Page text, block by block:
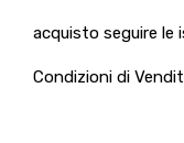
acquisto seguire le
Condizioni di